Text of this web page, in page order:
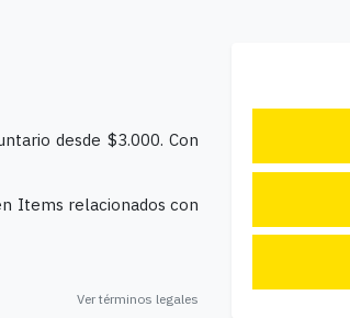
desde $3.000. Con
Items relacionados con
Ver términos legales